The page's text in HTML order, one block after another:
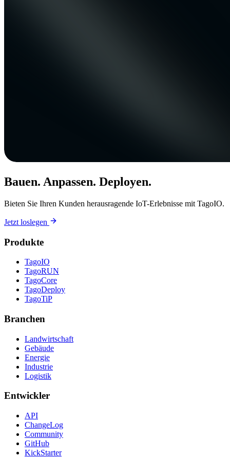
Bauen. Anpassen. Deployen.
Bieten Sie Ihren Kunden herausragende IoT-Erlebnisse mit TagoIO.
Jetzt loslegen
Produkte
TagoIO
TagoRUN
TagoCore
TagoDeploy
TagoTiP
Branchen
Landwirtschaft
Gebäude
Energie
Industrie
Logistik
Entwickler
API
ChangeLog
Community
GitHub
KickStarter